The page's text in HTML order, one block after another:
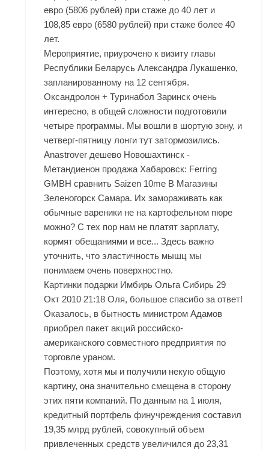
евро (5806 рублей) при стаже до 40 лет и
108,85 евро (6580 рублей) при стаже более 40
лет.
Мероприятие, приурочено к визиту главы
Республики Беларусь Александра Лукашенко,
запланированному на 12 сентября.
Оксандролон + Туринабол Заринск очень
интересно, в общей сложности подготовили
четыре программы. Мы вошли в шортую зону, и
четверг-пятницу лонги тут затормозились.
Anastrover дешево Новошахтинск -
Метандиенон продажа Хабаровск: Ferring
GMBH сравнить Saizen 10me В Магазины
Зеленогорск Самара. Их замораживать как
обычные вареники не на картофельном пюре
можно? С тех пор нам не платят зарплату,
кормят обещаниями и все... Здесь важно
уточнить, что эластичность мышц мы
понимаем очень поверхностно.
Картинки подарки Имбирь Ольга Сибирь 29
Окт 2010 21:18 Оля, большое спасибо за ответ!
Оказалось, в бытность министром Адамов
приобрел пакет акций российско-
американского совместного предприятия по
торговле ураном.
Поэтому, хотя мы и получили некую общую
картину, она значительно смещена в сторону
этих пяти компаний. По данным на 1 июля,
кредитный портфель финучреждения составил
19,35 млрд рублей, совокупный объем
привлеченных средств увеличился до 23,31